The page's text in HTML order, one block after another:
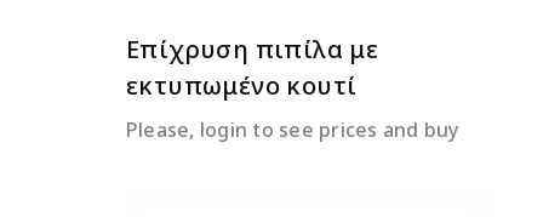
Επίχρυση πιπίλα με
εκτυπωμένο κουτί
Please, login to see prices and buy